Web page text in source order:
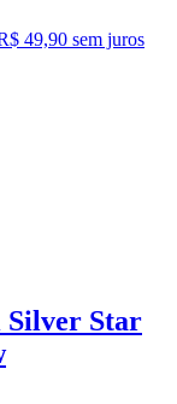
49,90 sem juros
Silver Star